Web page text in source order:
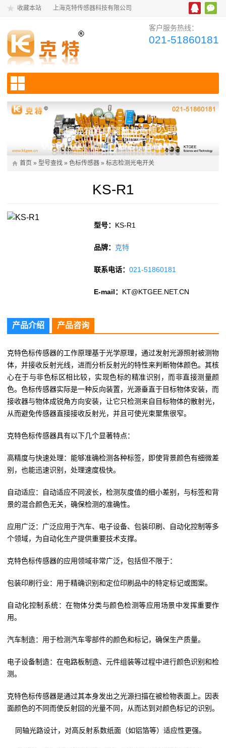
收藏本站 上海克特传感器科技有限公司
客户服务热线：
021-51860181
首页 » 型号查找 » 色标传感器 » 标志检测光电开关
KS-R1
型号： KS-R1
品牌： 克特
联系电话：021-51860181
E-mail： KT@KTGEE.NET.CN
产品介绍 产品咨询
克特色标传感器的工作原理基于光学原理，通过发射光源照射被测物
体，并接收反射光线，进而分析反射光的特性来判断物体颜色。其核
心在于与非色标区相比较，实现色标的精准识别，而非直接测量颜
色。色标传感器实际是一种反向装置，光源垂直于目标物体安装，而
接收器与物体成锐角方向安装，让它只检测来自目标物体的散射光，
从而避免传感器直接接收反射光，并且可使光束聚焦很窄。
克特色标传感器具有以下几个显著特点：
高精度与快速处理：能够准确检测各种标签，即使背景颜色有细微差
别，也能迅速识别，处理速度极快。
自动适应：自动适应不同波长，检测灰度值的细小差别，与标签和背
景的混合颜色无关，确保检测的准确性。
应用广泛：广泛应用于汽车、电子设备、包装印刷、自动化控制等多
个领域，为自动化生产提供重要技术支撑。
克特色标传感器的应用领域非常广泛，包括但不限于：
包装印刷行业：用于精确识别和定位印刷品中的特定标记或图案。
自动化控制系统：在物体分类与颜色检测等应用场景中发挥重要作
用。
汽车制造：用于检测汽车零部件的颜色和标记，确保生产质量。
电子设备制造：在电路板制造、元件组装等过程中进行颜色识别和检
测。
克特色标传感器是通过其本身发出之光源扫描在被检物表面上。因表
面颜色的不同而使反射回的光量不同，从而达到对颜色标记的识别。
同轴光路设计，对高反射系数纸面（如铝箔等）适应性更强。